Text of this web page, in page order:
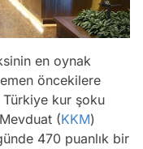
en oynak
öncekilere
Türkiye kur şoku
(KKM)
470 puanlık bir